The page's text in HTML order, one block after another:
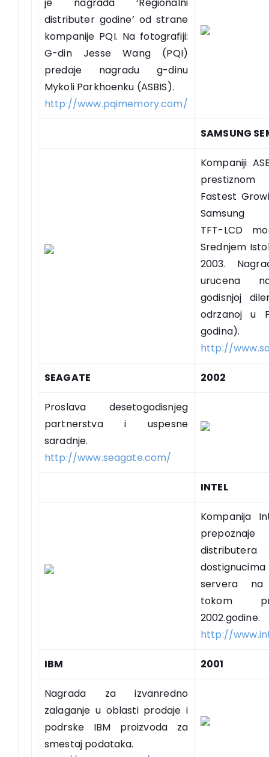
distributer godine’ od strane
kompanije PQI. Na fotografiji:
G-din Jesse Wang (PQI)
predaje nagradu g-dinu
Mykoli Parkhoenku (ASBIS).
http://www.pqimemory.com/
SAMSUNG
Kompaniji
Fastest
Samsung
TFT-LCD
Srednjem
2003.
urucena
godisnjoj
odrzanoj u
godina).
http://
SEAGATE 2002
Proslava desetogodisnjeg
partnerstva i uspesne
saradnje.
http://www.seagate.com/
INTEL
Kompanija
servera na
tokom
2002.godine.
http://
IBM 2001
Nagrada za izvanredno
zalaganje u oblasti prodaje i
podrske IBM proizvoda za
smestaj podataka.